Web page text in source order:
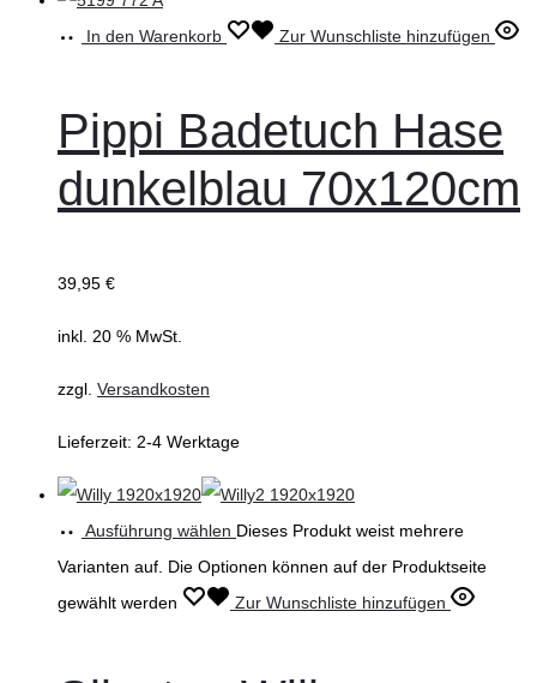
In den Warenkorb Zur Wunschliste hinzufügen
Pippi Badetuch Hase
dunkelblau 70x120cm
39,95 €
inkl. 20 % MwSt.
zzgl. Versandkosten
Lieferzeit: 2-4 Werktage
Ausführung wählen Dieses Produkt weist mehrere
Varianten auf. Die Optionen können auf der Produktseite
gewählt werden
Zur Wunschliste hinzufügen